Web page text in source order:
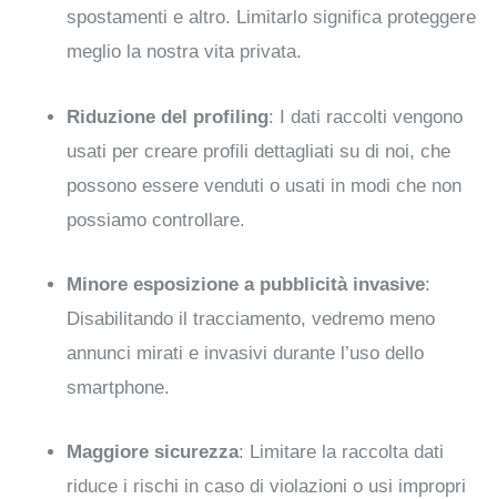
spostamenti e altro. Limitarlo significa proteggere
meglio la nostra vita privata.
Riduzione del profiling: I dati raccolti vengono
usati per creare profili dettagliati su di noi, che
possono essere venduti o usati in modi che non
possiamo controllare.
Minore esposizione a pubblicità invasive:
Disabilitando il tracciamento, vedremo meno
annunci mirati e invasivi durante l’uso dello
smartphone.
Maggiore sicurezza: Limitare la raccolta dati
riduce i rischi in caso di violazioni o usi impropri